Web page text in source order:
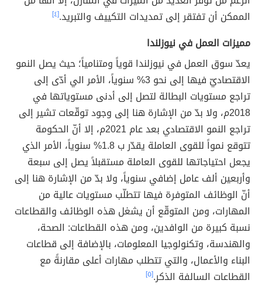
الممكن أن تفتقر إلى تمديدات التكييف والتبريد.[٤]
مميزات العمل في نيوزلندا
يعدّ سوق العمل في نيوزلندا قوياً ومتنامياً؛ حيث يصل النمو
الاقتصاديّ فيها إلى نحو 3% سنوياً، الأمر الي أدّى إلى
تراجع مستويات البطالة لتصل إلى أدنى مستوياتها في
2018م، ولا بدّ من الإشارة هنا إلى وجود توقّعات تشير إلى
تراجع النمو الاقتصادي بعد عام 2021م، إلا أنّ الحكومة
تتوقع نمواً للقوى العاملة يقدّر ب 1.8% سنوياً، الأمر الذي
يجعل احتياجاتها للقوى العاملة مستقبلاً يصل إلى سبعة
وأربعين ألف عامل إضافي سنوياً، ولا بدّ من الإشارة هنا إلى
أنّ الوظائف المتوفرة فيها تتطلّب مستويات عالية من
المهارات، ومن المتوقّع أن يشغل هذه الوظائف والقطاعات
نسبة كبيرة من الوافدين، ومن هذه القطاعات: الصحة،
والهندسة، وتكنولوجيا المعلومات، بالإضافة إلى قطاعات
البناء والأعمال، والتي تتطلب مهارات أعلى مقارنةً مع
القطاعات السالفة الذكر.[٥]